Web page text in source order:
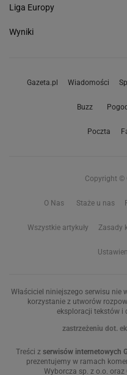
Liga Europy
Wyniki
Gazeta.pl Wiadomości
Buzz
Poczta
Copyright ©
O Nas Staże u nas
Wszystkie artykuły Zasady
Właściciel niniejszego serwisu
korzystanie z utworów
eksploracji tekstów i
zastrzeżeniu dot.
Treści z serwisów internetowych
prezentujemy w ramach
Wyborcza sp. z o.o.